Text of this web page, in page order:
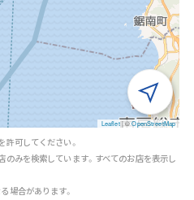
Leaflet |©OpenStreetMap
許可してください。
のみを検索しています。すべてのお店を表示し
場合があります。